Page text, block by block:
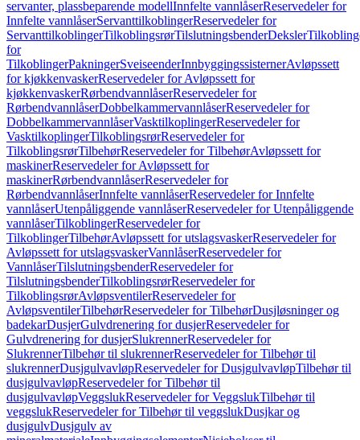
servanter, plassbeparende modellInnfelte vannlåserReservedeler for
Innfelte vannlåserServanttilkoblingerReservedeler for
ServanttilkoblingerTilkoblingsrørTilslutningsbenderDeksler
for
TilkoblingerPakningerSveiseenderInnbyggingssisternerAvløpssett
for kjøkkenvaskerReservedeler for Avløpssett for
kjøkkenvaskerRørbendvannlåserReservedeler for
RørbendvannlåserDobbelkammervannlåserReservedeler for
DobbelkammervannlåserVasktilkoplingerReservedeler for
VasktilkoplingerTilkoblingsrørReservedeler for
TilkoblingsrørTilbehørReservedeler for TilbehørAvløpssett for
maskinerReservedeler for Avløpssett for
maskinerRørbendvannlåserReservedeler for
RørbendvannlåserInnfelte vannlåserReservedeler for Innfelte
vannlåserUtenpåliggende vannlåserReservedeler for Utenpåliggende
vannlåserTilkoblingerReservedeler for
TilkoblingerTilbehørAvløpssett for utslagsvaskerReservedeler for
Avløpssett for utslagsvaskerVannlåserReservedeler for
VannlåserTilslutningsbenderReservedeler for
TilslutningsbenderTilkoblingsrørReservedeler for
TilkoblingsrørAvløpsventilerReservedeler for
AvløpsventilerTilbehørReservedeler for TilbehørDusjløsninger og
badekarDusjerGulvdrenering for dusjerReservedeler for
Gulvdrenering for dusjerSlukrennerReservedeler for
SlukrennerTilbehør til slukrennerReservedeler for Tilbehør til
slukrennerDusjgulvavløpReservedeler for DusjgulvavløpTilbehør til
dusjgulvavløpReservedeler for Tilbehør til
dusjgulvavløpVeggslukReservedeler for VeggslukTilbehør til
veggslukReservedeler for Tilbehør til veggslukDusjkar og
dusjgulvDusjgulv av